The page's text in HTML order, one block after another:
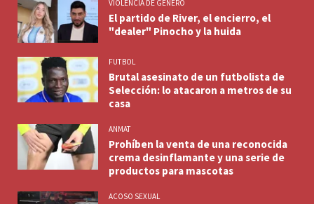
VIOLENCIA DE GENERO
El partido de River, el encierro, el
"dealer" Pinocho y la huida
FUTBOL
Brutal asesinato de un futbolista de
Selección: lo atacaron a metros de su
casa
ANMAT
Prohíben la venta de una reconocida
crema desinflamante y una serie de
productos para mascotas
ACOSO SEXUAL